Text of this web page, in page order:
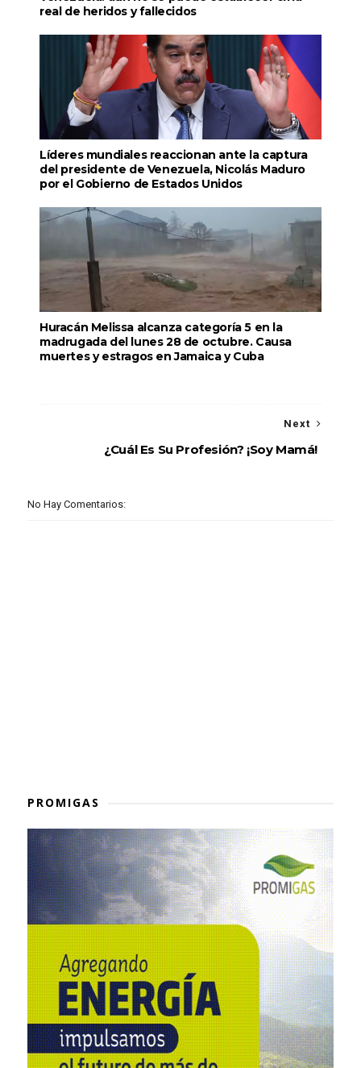
real de heridos y fallecidos
Líderes mundiales reaccionan ante la captura
del presidente de Venezuela, Nicolás Maduro
por el Gobierno de Estados Unidos
Huracán Melissa alcanza categoría 5 en la
madrugada del lunes 28 de octubre. Causa
muertes y estragos en Jamaica y Cuba
Next
¿Cuál Es Su Profesión? ¡Soy Mamá!
No Hay Comentarios:
PROMIGAS